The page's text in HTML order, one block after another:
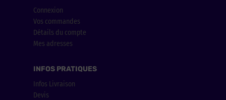
Connexion
Vos commandes
Détails du compte
Mes adresses
INFOS PRATIQUES
Infos Livraison
Devis